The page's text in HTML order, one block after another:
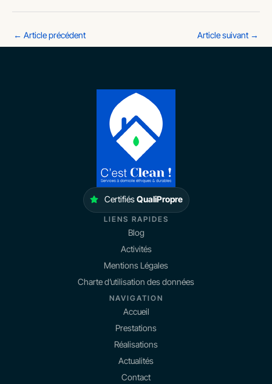
← Article précédent Article suivant →
CertifiésQualiPropre
LIENS RAPIDES
Blog
Activités
Mentions Légales
Charte d’utilisation des données
NAVIGATION
Accueil
Prestations
Réalisations
Actualités
Contact